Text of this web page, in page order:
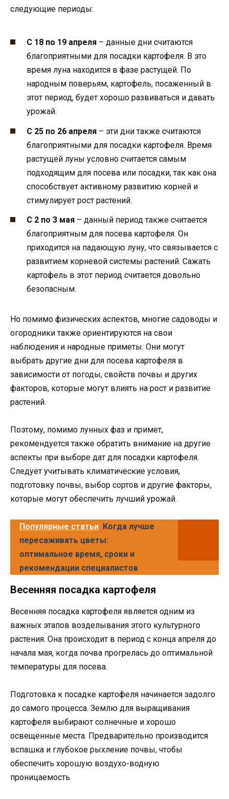
следующие периоды:
С 18 по 19 апреля – данные дни считаются
благоприятными для посадки картофеля. В это
время луна находится в фазе растущей. По
народным поверьям, картофель, посаженный в
этот период, будет хорошо развиваться и давать
урожай.
С 25 по 26 апреля – эти дни также считаются
благоприятными для посадки картофеля. Время
растущей луны условно считается самым
подходящим для посева или посадки, так как она
способствует активному развитию корней и
стимулирует рост растений.
С 2 по 3 мая – данный период также считается
благоприятным для посева картофеля. Он
приходится на падающую луну, что связывается с
развитием корневой системы растений. Сажать
картофель в этот период считается довольно
безопасным.
Но помимо физических аспектов, многие садоводы и
огородники также ориентируются на свои
наблюдения и народные приметы. Они могут
выбрать другие дни для посева картофеля в
зависимости от погоды, свойств почвы и других
факторов, которые могут влиять на рост и развитие
растений.
Поэтому, помимо лунных фаз и примет,
рекомендуется также обратить внимание на другие
аспекты при выборе дат для посадки картофеля.
Следует учитывать климатические условия,
подготовку почвы, выбор сортов и другие факторы,
которые могут обеспечить лучший урожай.
Популярные статьи Когда лучше
пересаживать цветы:
оптимальное время, сроки и
рекомендации специалистов
Весенняя посадка картофеля
Весенняя посадка картофеля является одним из
важных этапов возделывания этого культурного
растения. Она происходит в период с конца апреля до
начала мая, когда почва прогрелась до оптимальной
температуры для посева.
Подготовка к посадке картофеля начинается задолго
до самого процесса. Землю для выращивания
картофеля выбирают солнечные и хорошо
освещенные места. Предварительно производится
вспашка и глубокое рыхление почвы, чтобы
обеспечить хорошую воздухо-водную
проницаемость.